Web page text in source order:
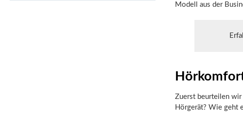
Modell aus der
Zuerst beurteilen
Hörgerät? Wie geht